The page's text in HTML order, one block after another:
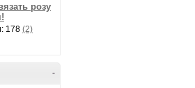
розу
178 (2)
-